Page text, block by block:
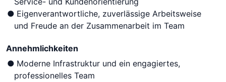
Eigenverantwortliche, zuverlässige Arbeitsweise
und Freude an der Zusammenarbeit im Team
Annehmlichkeiten
Moderne Infrastruktur und ein engagiertes,
professionelles Team